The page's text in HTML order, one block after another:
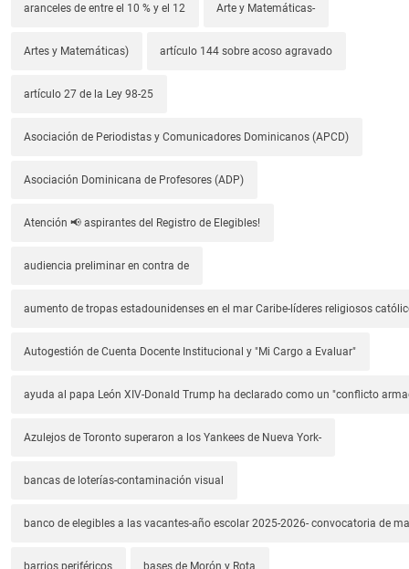
aranceles de entre el 10 % y el 12 Arte y Matemáticas-
Artes y Matemáticas) artículo 144 sobre acoso agravado
artículo 27 de la Ley 98-25
Asociación de Periodistas y Comunicadores Dominicanos (APCD)
Asociación Dominicana de Profesores (ADP)
Atención 📢 aspirantes del Registro de Elegibles!
audiencia preliminar en contra de
aumento de tropas estadounidenses en el mar Caribe-líderes religiosos
Autogestión de Cuenta Docente Institucional y "Mi Cargo a Evaluar"
ayuda al papa León XIV-Donald Trump ha declarado como un "conflicto
Azulejos de Toronto superaron a los Yankees de Nueva York-
bancas de loterías-contaminación visual
banco de elegibles a las vacantes-año escolar 2025-2026- convocatoria de
barrios periféricos bases de Morón y Rota